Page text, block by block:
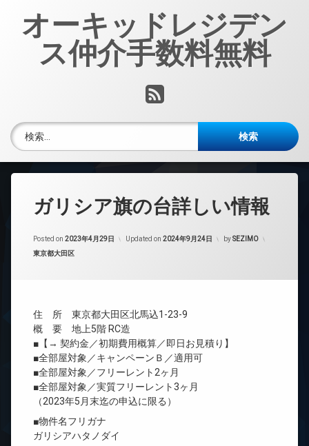
オーキッドレジデン
ス仲介手数料無料
RSS
検索:
ガリシア旗の台詳しい情報
Posted on 2023年4月29日 Updated on 2024年9月24日 bySEZIMO
カテゴリー:
東京都大田区
住 所 東京都大田区北馬込1-23-9
概 要 地上5階 RC造
■【→ 契約金／初期費用概算／即日お見積り】
■全部屋対象／キャンペーンＢ／適用可
■全部屋対象／フリーレント2ヶ月
■全部屋対象／実質フリーレント3ヶ月
（2023年5月末迄の申込に限る）
■物件名フリガナ
ガリシアハタノダイ